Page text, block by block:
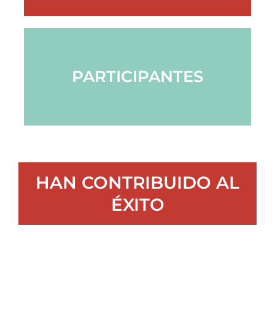
PARTICIPANTES
HAN CONTRIBUIDO AL
ÉXITO